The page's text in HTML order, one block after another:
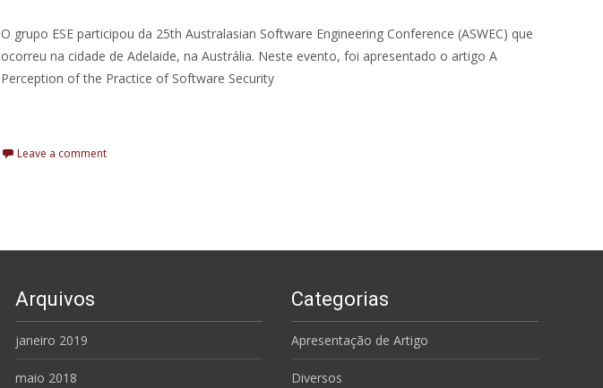
O grupo ESE participou da 25th Australasian Software Engineering Conference (ASWEC) que
ocorreu na cidade de Adelaide, na Austrália. Neste evento, foi apresentado o artigo A
Perception of the Practice of Software Security
Leave a comment
Arquivos
janeiro 2019
maio 2018
Categorias
Apresentação de Artigo
Diversos